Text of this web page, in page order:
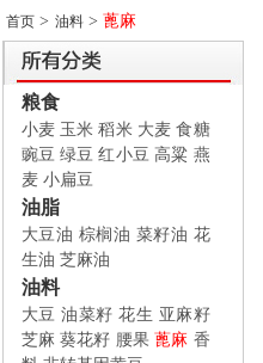
首页 > 油料 > 蓖麻
粮食
小麦 玉米 稻米 大麦 食糖
豌豆 绿豆 红小豆 高粱 燕
麦 小扁豆
油脂
大豆油 棕榈油 菜籽油 花
生油 芝麻油
油料
大豆 油菜籽 花生 亚麻籽
芝麻 葵花籽 腰果 蓖麻 香